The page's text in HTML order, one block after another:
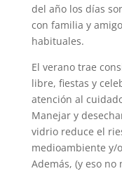
del año los días
con familia y
habituales.
El verano trae
libre, fiestas y
atención al
Manejar y
vidrio reduce el
medioambiente y/
Además, (y eso